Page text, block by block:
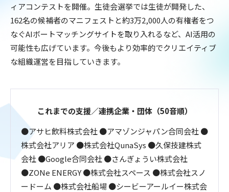
ィアコンテストを開催。生徒会選挙では生徒が開発した、
162名の候補者のマニフェストと約3万2,000人の有権者をつ
なぐAIボートマッチングサイトを取り入れるなど、AI活用の
可能性も広げています。今後もより効率的でクリエイティブ
な組織運営を目指していきます。
これまでの支援／連携企業・団体（50音順）
●アサヒ飲料株式会社 ●アマゾンジャパン合同会社 ●
株式会社アリア ●株式会社QunaSys ●久保技建株式
会社 ●Google合同会社 ●さんぎょうい株式会社
●ZONe ENERGY ●株式会社スペース ●株式会社スノ
ードーム ●株式会社船場 ●シービーアールイー株式会